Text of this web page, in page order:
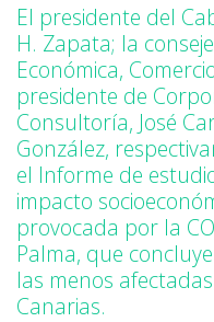
El presidente del
H. Zapata; la
Económica,
presidente de
Consultoría, José
González,
el Informe de
impacto
provocada por la
Palma, que
las menos
Canarias.